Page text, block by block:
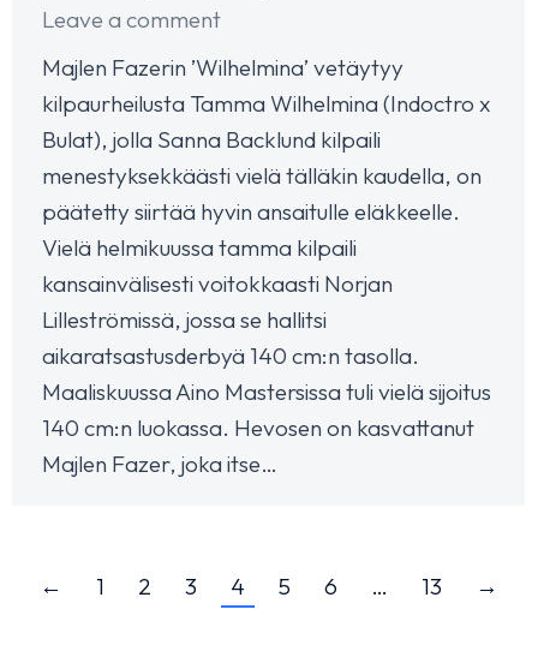
Leave a comment
Majlen Fazerin ’Wilhelmina’ vetäytyy
kilpaurheilusta Tamma Wilhelmina (Indoctro x
Bulat), jolla Sanna Backlund kilpaili
menestyksekkäästi vielä tälläkin kaudella, on
päätetty siirtää hyvin ansaitulle eläkkeelle.
Vielä helmikuussa tamma kilpaili
kansainvälisesti voitokkaasti Norjan
Lilleströmissä, jossa se hallitsi
aikaratsastusderbyä 140 cm:n tasolla.
Maaliskuussa Aino Mastersissa tuli vielä sijoitus
140 cm:n luokassa. Hevosen on kasvattanut
Majlen Fazer, joka itse…
← 1 2 3 4 5 6 … 13 →